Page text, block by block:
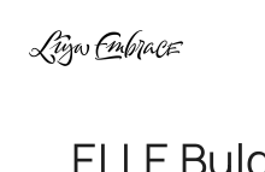
ELLE